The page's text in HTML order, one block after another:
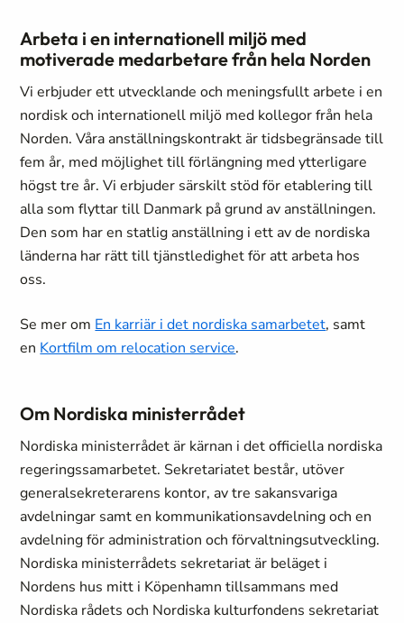
Arbeta i en internationell miljö med
motiverade medarbetare från hela Norden
Vi erbjuder ett utvecklande och meningsfullt arbete i en
nordisk och internationell miljö med kollegor från hela
Norden. Våra anställningskontrakt är tidsbegränsade till
fem år, med möjlighet till förlängning med ytterligare
högst tre år. Vi erbjuder särskilt stöd för etablering till
alla som flyttar till Danmark på grund av anställningen.
Den som har en statlig anställning i ett av de nordiska
länderna har rätt till tjänstledighet för att arbeta hos
oss.
Se mer om En karriär i det nordiska samarbetet, samt
en Kortfilm om relocation service.
Om Nordiska ministerrådet
Nordiska ministerrådet är kärnan i det officiella nordiska
regeringssamarbetet. Sekretariatet består, utöver
generalsekreterarens kontor, av tre sakansvariga
avdelningar samt en kommunikationsavdelning och en
avdelning för administration och förvaltningsutveckling.
Nordiska ministerrådets sekretariat är beläget i
Nordens hus mitt i Köpenhamn tillsammans med
Nordiska rådets och Nordiska kulturfondens sekretariat